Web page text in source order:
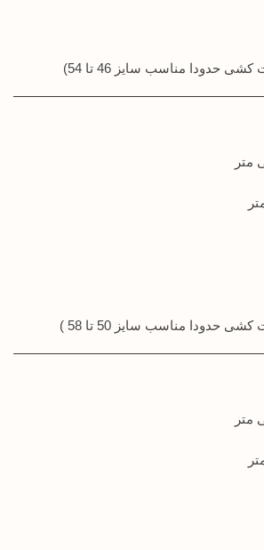
حدودا مناسب سایز 46 تا 54)
حدودا مناسب سایز 50 تا 58 )